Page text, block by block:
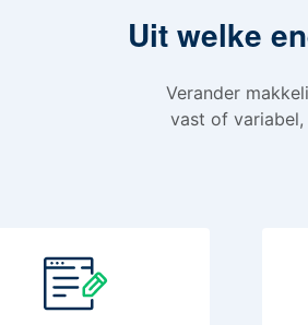
Uit welke
Verander
vast of